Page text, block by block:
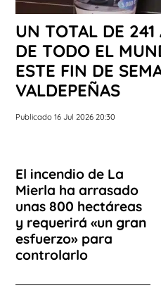
UN TOTAL DE 241
DE TODO EL
ESTE FIN DE
VALDEPEÑAS
Publicado 16 Jul 2026 20:30
El incendio de La
Mierla ha arrasado
unas 800 hectáreas
y requerirá «un gran
esfuerzo» para
controlarlo